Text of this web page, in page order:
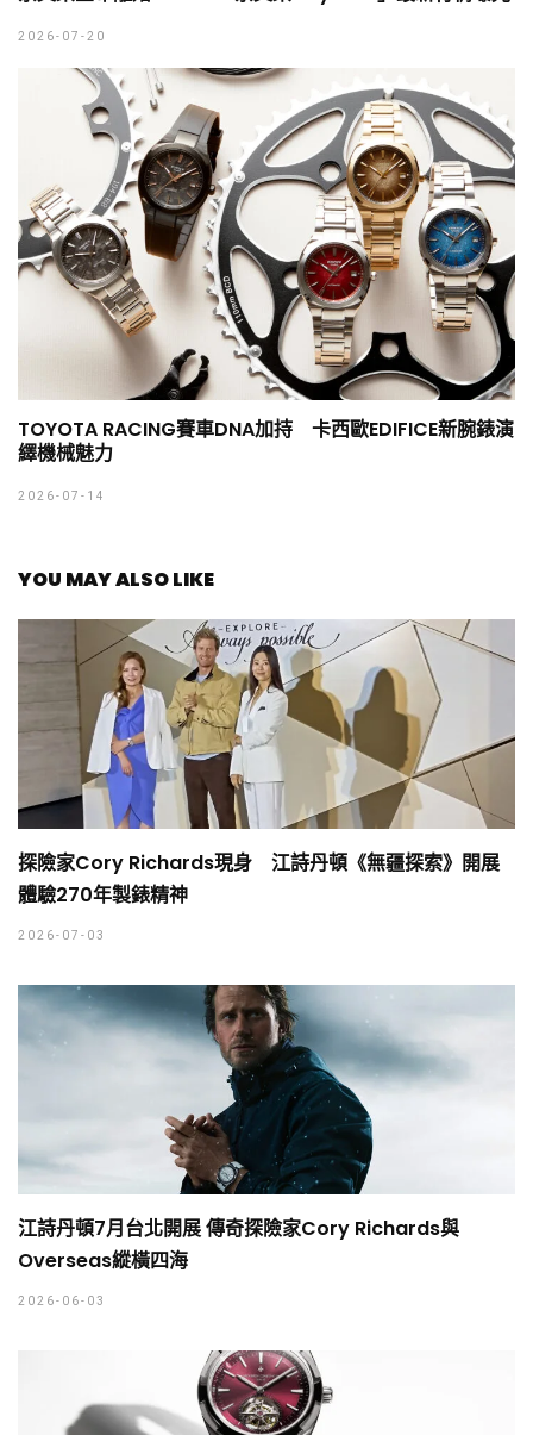
2026-07-20
TOYOTA RACING賽車DNA加持 卡西歐EDIFICE新腕錶演
繹機械魅力
2026-07-14
YOU MAY ALSO LIKE
探險家Cory Richards現身 江詩丹頓《無疆探索》開展
體驗270年製錶精神
2026-07-03
江詩丹頓7月台北開展 傳奇探險家Cory Richards與
Overseas縱橫四海
2026-06-03